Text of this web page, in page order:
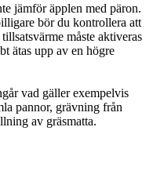
jämför äpplen med päron.
bör du kontrollera att
måste aktiveras
ätas upp av en högre
vad gäller exempelvis
pannor, grävning från
av gräsmatta.